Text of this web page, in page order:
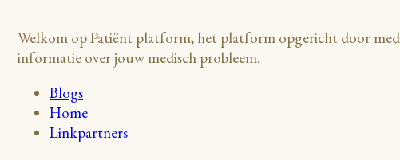
Welkom op Patiënt platform, het platform opgericht door
informatie over jouw medisch probleem.
Blogs
Home
Linkpartners